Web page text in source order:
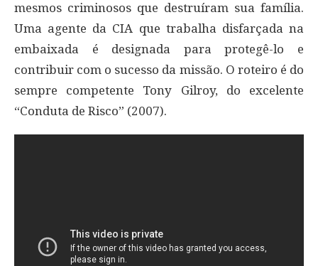
mesmos criminosos que destruíram sua família.
Uma agente da CIA que trabalha disfarçada na
embaixada é designada para protegê-lo e
contribuir com o sucesso da missão. O roteiro é do
sempre competente Tony Gilroy, do excelente
“Conduta de Risco” (2007).